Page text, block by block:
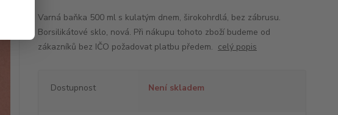
Varná baňka 500 ml s kulatým dnem, širokohrdlá, bez zábrusu.
Borsilikátové sklo, nová. Při nákupu tohoto zboží budeme od
zákazníků bez IČO požadovat platbu předem. celý popis
Dostupnost Není skladem